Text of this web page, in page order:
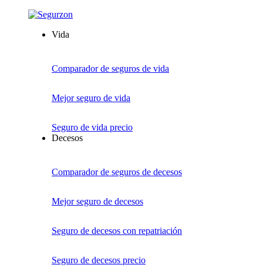
Vida
Comparador de seguros de vida
Mejor seguro de vida
Seguro de vida precio
Decesos
Comparador de seguros de decesos
Mejor seguro de decesos
Seguro de decesos con repatriación
Seguro de decesos precio